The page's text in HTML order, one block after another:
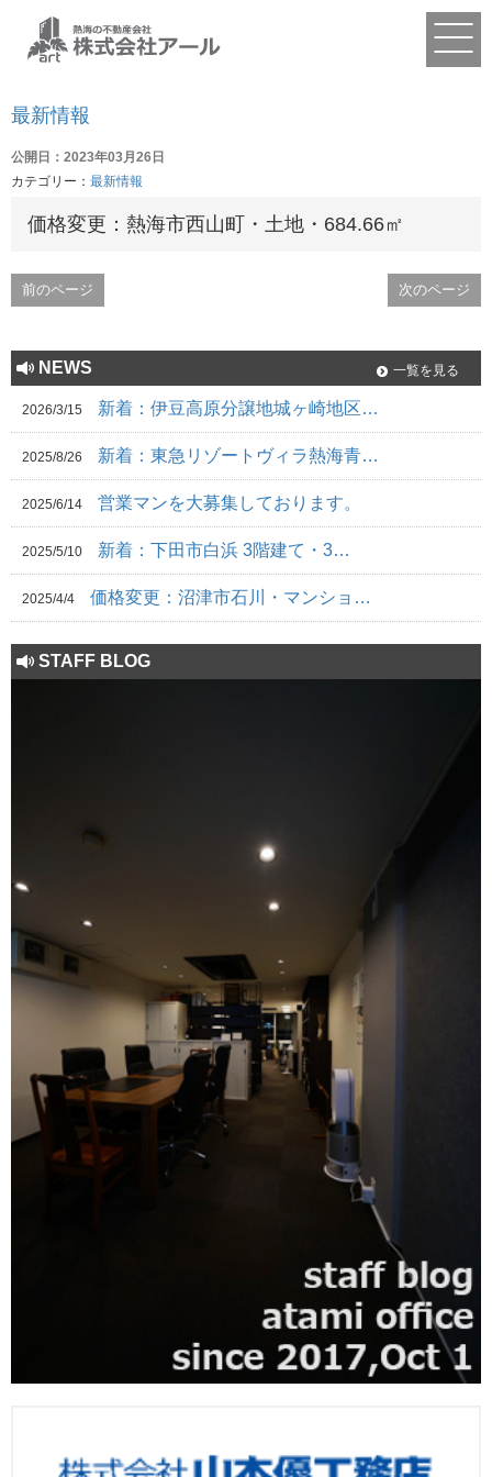
最新情報
公開日：2023年03月26日
カテゴリー： 最新情報
価格変更：熱海市西山町・土地・684.66㎡
前のページ 次のページ
NEWS 一覧を見る
2026/3/15 新着：伊豆高原分譲地城ヶ崎地区…
2025/8/26 新着：東急リゾートヴィラ熱海青…
2025/6/14 営業マンを大募集しております。
2025/5/10 新着：下田市白浜 3階建て・3…
2025/4/4 価格変更：沼津市石川・マンショ…
STAFF BLOG